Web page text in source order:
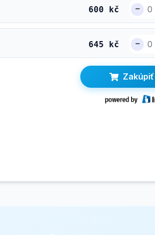
600 kč -
645 kč -
Zakúpiť